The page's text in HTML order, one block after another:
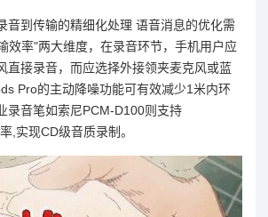
音到传输的精细化处理 语音消息的优化需
效率"两大维度，在录音环节，手机用户应
直接录音，而应选择外接领夹麦克风或蓝
Pro的主动降噪功能可有效减少1米内环
录音笔如索尼PCM-D100则支持
,实现CD级音质录制。